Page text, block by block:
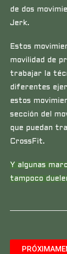
de dos
Jerk.
Estos
movilidad de
trabajar la
diferentes
estos
sección del
que puedan
CrossFit.
Y algunas
tampoco